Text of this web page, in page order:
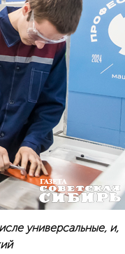
универсальные, и,